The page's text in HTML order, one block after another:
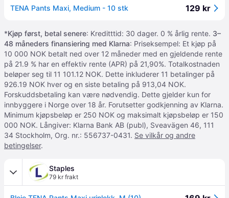
TENA Pants Maxi, Medium - 10 stk 129 kr
*Kjøp først, betal senere: Kreditttid: 30 dager. 0 % årlig rente. 3–
48 måneders finansiering med Klarna: Priseksempel: Et kjøp på
10 000 NOK betalt ned over 12 måneder med en gjeldende rente
på 21.9 % har en effektiv rente (APR) på 21,90%. Totalkostnaden
beløper seg til 11 101.12 NOK. Dette inkluderer 11 betalinger på
926.19 NOK hver og en siste betaling på 913,04 NOK.
Forskuddsbetaling kan være nødvendig. Dette gjelder kun for
innbyggere i Norge over 18 år. Forutsetter godkjenning av Klarna.
Minimum kjøpsbeløp er 250 NOK og maksimalt kjøpsbeløp er 150
000 NOK. Långiver: Klarna Bank AB (publ), Sveavägen 46, 111
34 Stockholm, Org. nr.: 556737-0431. Se vilkår og andre
betingelser.
Staples
79 kr frakt